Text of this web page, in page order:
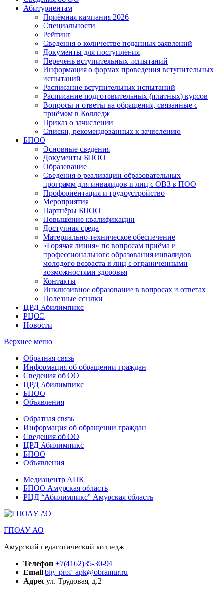
Абитуриентам
Приёмная кампания 2026
Специальности
Рейтинг
Сведения о количестве поданных заявлений
Документы для поступления
Перечень вступительных испытаний
Информация о формах проведения вступительных
испытаний
Расписание вступительных испытаний
Расписание подготовительных (платных) курсов
Вопросы и ответы на обращения, связанные с
приёмом в Колледж
Приказ о зачислении
Списки, рекомендованных к зачислению
БПОО
Основные сведения
Документы БПОО
Образование
Сведения о реализации образовательных
программ для инвалидов и лиц с ОВЗ в ПОО
Профориентация и трудоустройство
Мероприятия
Партнёры БПОО
Повышение квалификации
Доступная среда
Материально-техническое обеспечение
«Горячая линия» по вопросам приёма и
профессионального образования инвалидов
молодого возраста и лиц с ограниченными
возможностями здоровья
Контакты
Инклюзивное образование в вопросах и ответах
Полезные ссылки
ЦРД Абилимпикс
РЦОЭ
Новости
Верхнее меню
Обратная связь
Информация об обращении граждан
Сведения об ОО
ЦРД Абилимпикс
БПОО
Объявления
Обратная связь
Информация об обращении граждан
Сведения об ОО
ЦРД Абилимпикс
БПОО
Объявления
Медиацентр АПК
БПОО Амурская область
РЦД “Абилимпикс” Амурская область
ГПОАУ АО
Амурский педагогический колледж
Телефон +7(4162)35-30-94
Email blg_prof_apk@obramur.ru
Адрес ул. Трудовая, д.2